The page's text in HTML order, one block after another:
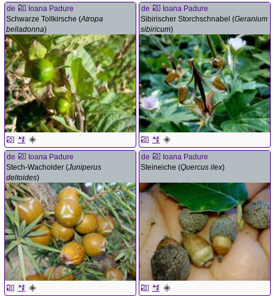
de
Ioana Padure
Schwarze Tollkirsche (Atropa
belladonna)
de
Ioana Padure
Sibirischer Storchschnabel (Geranium
sibiricum)
de
Ioana Padure
Stech-Wacholder (Juniperus
deltoides)
de
Ioana Padure
Steineiche (Quercus ilex)